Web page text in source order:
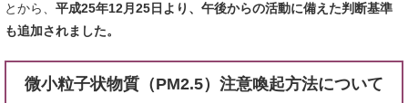
とから、 平成25年12月25日より、午後からの活動に備えた判断基準
も追加されました。
微小粒子状物質（PM2.5）注意喚起方法について